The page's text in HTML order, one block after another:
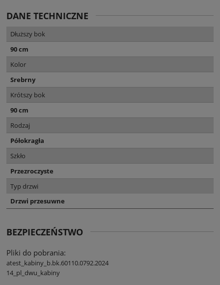
DANE TECHNICZNE
Dłuższy bok
90 cm
Kolor
Srebrny
Krótszy bok
90 cm
Rodzaj
Półokragła
Szkło
Przezroczyste
Typ drzwi
Drzwi przesuwne
BEZPIECZEŃSTWO
Pliki do pobrania:
atest_kabiny_b.bk.60110.0792.2024
14_pl_dwu_kabiny